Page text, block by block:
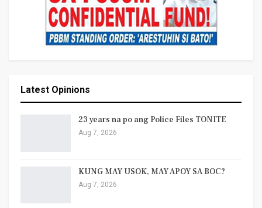
Latest Opinions
23 years na po ang Police Files TONITE
Aug 7, 2026
KUNG MAY USOK, MAY APOY SA BOC?
Aug 7, 2026